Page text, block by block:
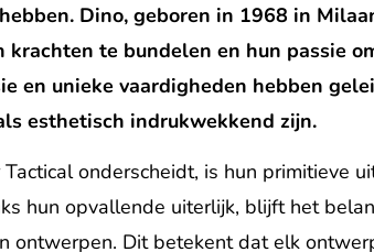
Dino, geboren in 1968 in
krachten te bundelen en hun passie
en unieke vaardigheden hebben
esthetisch indrukwekkend zijn.
onderscheidt, is hun primitieve
hun opvallende uiterlijk, blijft het
ontwerpen. Dit betekent dat elk